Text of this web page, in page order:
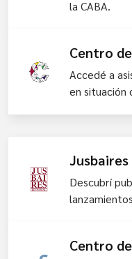
la CABA.
Centro
Accedé a
en situación
Descubrí
Centro